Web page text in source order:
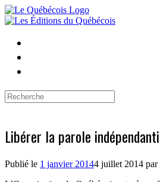
Skip
to
Search
Libérer la parole
Publié le 1 janvier 20144 juillet 2014 par